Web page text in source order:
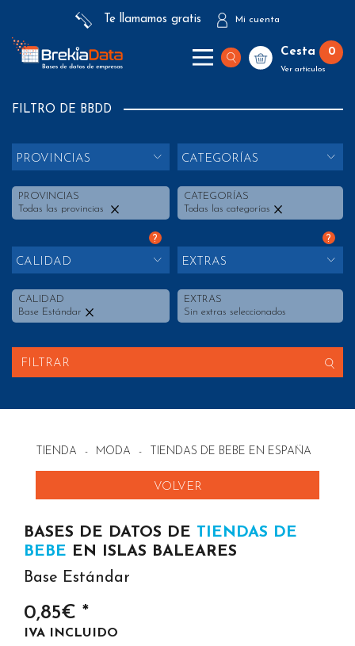
Te llamamos gratis Mi cuenta
Cesta 0
Ver artículos
FILTRO DE BBDD
PROVINCIAS
PROVINCIAS
Todas las provincias
CATEGORÍAS
CATEGORÍAS
Todas las categorías
?
CALIDAD
CALIDAD
Base Estándar
?
EXTRAS
EXTRAS
Sin extras seleccionados
FILTRAR
TIENDA - MODA - TIENDAS DE BEBE EN ESPAÑA
VOLVER
BASES DE DATOS DE TIENDAS DE
BEBE EN ISLAS BALEARES
Base Estándar
0,85€ *
IVA INCLUIDO